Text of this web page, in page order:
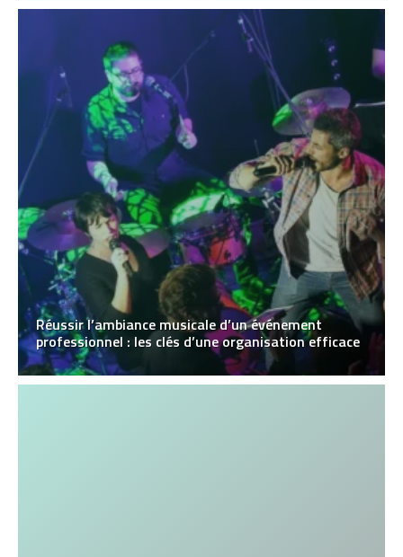
Réussir l’ambiance musicale d’un événement
professionnel : les clés d’une organisation efficace